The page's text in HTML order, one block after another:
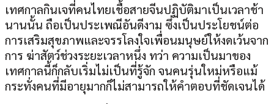
เทศกาลกินเจที่คนไทยเชื้อสายจีนปฏิบัติมาเป็นเวลาช้า
นานนั้น ถือเป็นประเพณีอันดีงาม ซึ่งเป็นประโยชน์ต่อ
การเสริมสุขภาพและจรรโลงใจเพื่อนมนุษย์ให้งดเว้นจาก
การ ฆ่าสัตว์ช่วงระยะเวลาหนึ่ง ทว่า ความเป็นมาของ
เทศกาลนี้ก็กลับเริ่มไม่เป็นที่รู้จัก จนคนรุ่นใหม่หรือแม้
กระทั่งคนที่มีอายุมากก็ไม่สามารถให้คำตอบที่ชัดเจนได้